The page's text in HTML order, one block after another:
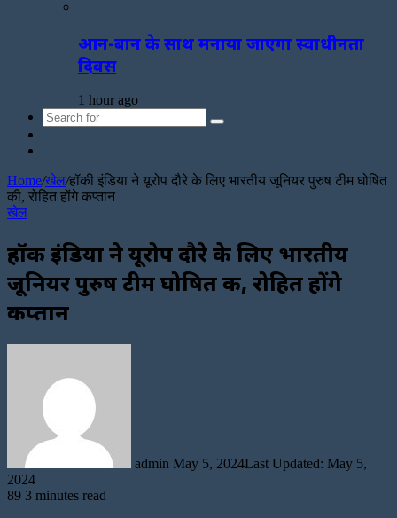
आन-बान के साथ मनाया जाएगा स्वाधीनता
दिवस
1 hour ago
Search
Home/खेल/हॉकी इंडिया ने यूरोप दौरे के लिए भारतीय जूनियर पुरुष टीम घोषित
की, रोहित होंगे कप्तान
खेल
हॉकी इंडिया ने यूरोप दौरे के लिए भारतीय
जूनियर पुरुष टीम घोषित की, रोहित होंगे
कप्तान
admin May 5, 2024Last Updated: May 5,
2024
89 3 minutes read